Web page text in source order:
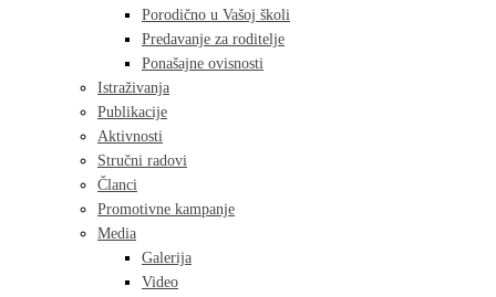
Porodično u Vašoj školi
Predavanje za roditelje
Ponašajne ovisnosti
Istraživanja
Publikacije
Aktivnosti
Stručni radovi
Članci
Promotivne kampanje
Media
Galerija
Video